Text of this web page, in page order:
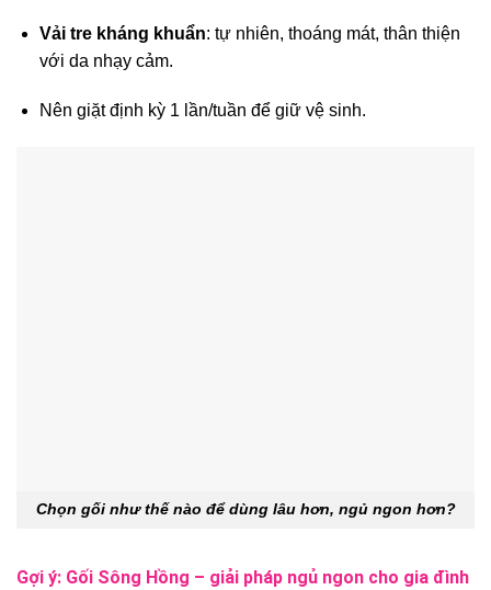
Vải tre kháng khuẩn: tự nhiên, thoáng mát, thân thiện
với da nhạy cảm.
Nên giặt định kỳ 1 lần/tuần để giữ vệ sinh.
Chọn gối như thế nào để dùng lâu hơn, ngủ ngon hơn?
Gợi ý: Gối Sông Hồng – giải pháp ngủ ngon cho gia đình